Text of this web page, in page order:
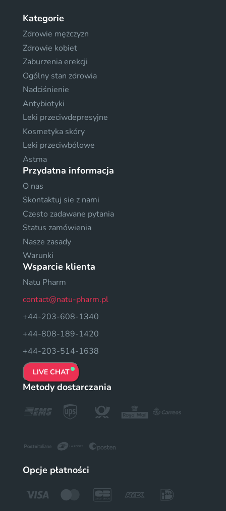
Kategorie
Zdrowie mężczyzn
Zdrowie kobiet
Zaburzenia erekcji
Ogólny stan zdrowia
Nadciśnienie
Antybiotyki
Leki przeciwdepresyjne
Kosmetyka skóry
Leki przeciwbólowe
Astma
Przydatna informacja
O nas
Skontaktuj sie z nami
Czesto zadawane pytania
Status zamówienia
Nasze zasady
Warunki
Wsparcie klienta
Natu Pharm
contact@natu-pharm.pl
+44-203-608-1340
+44-808-189-1420
+44-203-514-1638
LIVE CHAT
Metody dostarczania
Opcje płatności